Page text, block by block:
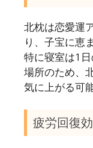
北枕は恋愛運
り、子宝に恵
特に寝室は1
場所のため、
気に上がる可
疲労回復